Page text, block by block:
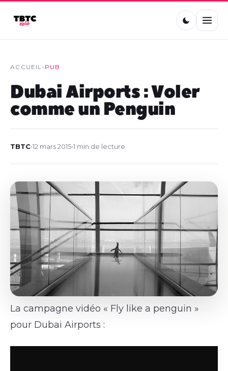
ACCUEIL› PUB
Dubai Airports : Voler
comme un Penguin
TBTC•12 mars 2015•1 min de lecture
La campagne vidéo « Fly like a penguin »
pour Dubai Airports :